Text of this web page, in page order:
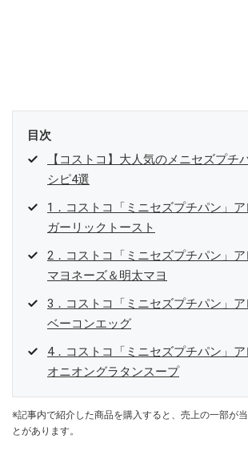
目次
【コストコ】大人気のメニセズプチ
シピ4選
1．コストコ「ミニセズプチパン」ア
ガーリックトースト
2．コストコ「ミニセズプチパン」ア
マヨネーズ＆明太マヨ
3．コストコ「ミニセズプチパン」ア
ベーコンエッグ
4．コストコ「ミニセズプチパン」ア
オニオングラタンスープ
※記事内で紹介した商品を購入すると、売上の一部が
とがあります。